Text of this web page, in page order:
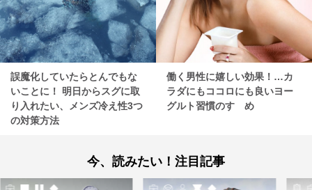
誤魔化していたらとんでもな
いことに！ 明日からスグに取
り入れたい、メンズ冷え性3つ
の対策方法
働く男性に嬉しい効果！…カ
ラダにもココロにも良いヨー
グルト習慣のすゝめ
今、読みたい！注目記事